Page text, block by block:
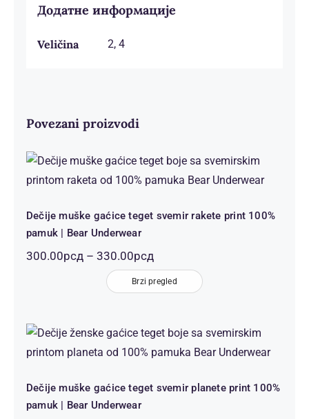
Додатне информације
Veličina 2, 4
Povezani proizvodi
Dečije muške gaćice teget svemir
rakete print 100% pamuk | Bear
Underwear
Dečije muške gaćice teget svemir rakete print 100%
pamuk | Bear Underwear
300.00рсд – 330.00рсдРаспон
цена:
од
300.00рсд
Brzi pregled
Dečije muške gaćice teget svemir
planete print 100% pamuk | Bear
Underwear
Dečije muške gaćice teget svemir planete print 100%
pamuk | Bear Underwear